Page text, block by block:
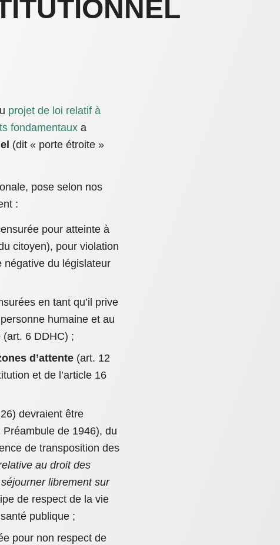
projet de loi relatif à
fondamentauxa
(dit « porte étroite »
pose selon nos
:
pour atteinte à
citoyen), pour violation
négative du législateur
en tant qu’il prive
humaine et au
(art. 6 DDHC) ;
d’attente(art. 12
et de l’article 16
devraient être
de 1946), du
de transposition des
au droit des
librement sur
de respect de la vie
publique ;
pour non respect de